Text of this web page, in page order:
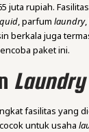
juta rupiah.
, parfumlaundry
berkala juga
paket ini.
Laundry
fasilitas yang
untuk usaha